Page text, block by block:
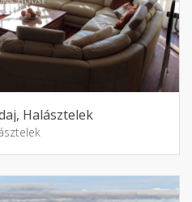
Halásztelek